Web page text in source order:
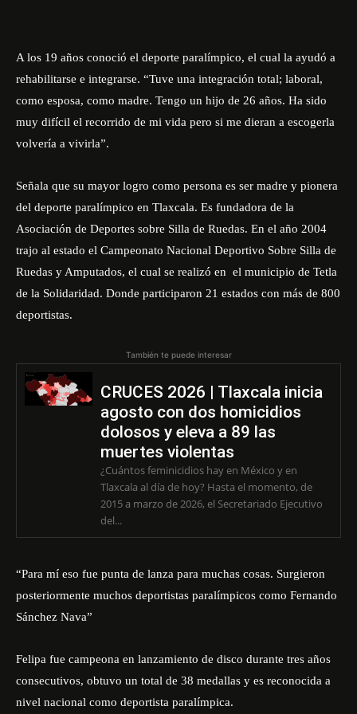
A los 19 años conoció el deporte paralímpico, el cual la ayudó a
rehabilitarse e integrarse. “Tuve una integración total; laboral,
como esposa, como madre. Tengo un hijo de 26 años. Ha sido
muy difícil el recorrido de mi vida pero si me dieran a escogerla
volvería a vivirla”.
Señala que su mayor logro como persona es ser madre y pionera
del deporte paralímpico en Tlaxcala. Es fundadora de la
Asociación de Deportes sobre Silla de Ruedas. En el año 2004
trajo al estado el Campeonato Nacional Deportivo Sobre Silla de
Ruedas y Amputados, el cual se realizó en el municipio de Tetla
de la Solidaridad. Donde participaron 21 estados con más de 800
deportistas.
También te puede interesar
CRUCES 2026 | Tlaxcala inicia
agosto con dos homicidios
dolosos y eleva a 89 las
muertes violentas
¿Cuántos feminicidios hay en México y en
Tlaxcala al día de hoy? Hasta el momento, de
2015 a marzo de 2026, el Secretariado Ejecutivo
del...
“Para mí eso fue punta de lanza para muchas cosas. Surgieron
posteriormente muchos deportistas paralímpicos como Fernando
Sánchez Nava”
Felipa fue campeona en lanzamiento de disco durante tres años
consecutivos, obtuvo un total de 38 medallas y es reconocida a
nivel nacional como deportista paralímpica.